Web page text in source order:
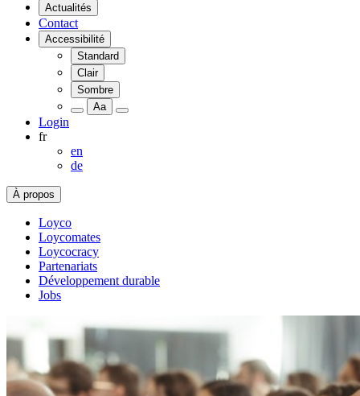
Actualités
Contact
Accessibilité
Standard
Clair
Sombre
Aa
Login
fr
en
de
À propos
Loyco
Loycomates
Loycocracy
Partenariats
Développement durable
Jobs